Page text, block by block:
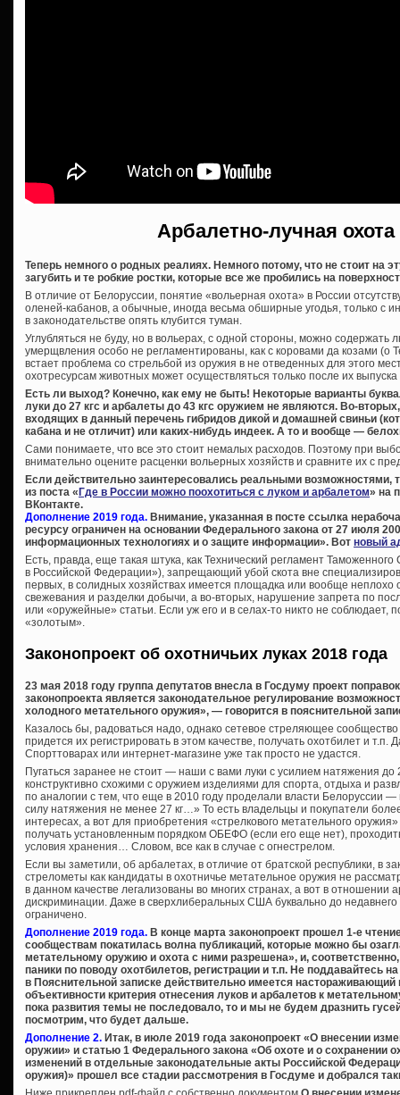
Арбалетно-лучная
Теперь немного о родных реалиях. Немного потому, что не стоит на
загубить и те робкие ростки, которые все же пробились на
В отличие от Белоруссии, понятие «вольерная охота» в России
оленей-кабанов, а обычные, иногда весьма обширные угодья, только с
в законодательстве опять клубится туман.
Углубляться не буду, но в вольерах, с одной стороны, можно
умерщвления особо не регламентированы, как с коровами да козами (о
встает проблема со стрельбой из оружия в не отведенных для этого
охотресурсам животных может осуществляться только после их
Есть ли выход? Конечно, как ему не быть! Некоторые варианты
луки до 27 кгс и арбалеты до 43 кгс оружием не являются. Во-
входящих в данный перечень гибридов дикой и домашней свиньи
кабана и не отличит) или каких-нибудь индеек. А то и вообще —
Сами понимаете, что все это стоит немалых расходов. Поэтому при
внимательно оцените расценки вольерных хозяйств и сравните их с
Если действительно заинтересовались реальными
из поста « Где в России можно поохотиться с луком и арбалетом» на
ВКонтакте.
Дополнение 2019 года. Внимание, указанная в посте ссылка
ресурсу ограничен на основании Федерального закона от 27 июля
информационных технологиях и о защите информации». Вот новый
Есть, правда, еще такая штука, как Технический регламент
в Российской Федерации»), запрещающий убой скота вне
первых, в солидных хозяйствах имеется площадка или вообще
свежевания и разделки добычи, а во-вторых, нарушение запрета по
или «оружейные» статьи. Если уж его и в селах-то никто не соблюдает,
«золотым».
Законопроект об охотничьих луках 2018 года
23 мая 2018 году группа депутатов внесла в Госдуму проект
законопроекта является законодательное регулирование
холодного метательного оружия», — говорится в пояснительной
Казалось бы, радоваться надо, однако сетевое стреляющее
придется их регистрировать в этом качестве, получать охотбилет и т.п.
Спорттоварах или интернет-магазине уже так просто не удастся.
Пугаться заранее не стоит — наши с вами луки с усилием натяжения до
конструктивно схожими с оружием изделиями для спорта, отдыха и
по аналогии с тем, что еще в 2010 году проделали власти Белоруссии
силу натяжения не менее 27 кг…» То есть владельцы и покупатели
интересах, а вот для приобретения «стрелкового метательного
получать установленным порядком ОБЕФО (если его еще нет),
условия хранения… Словом, все как в случае с огнестрелом.
Если вы заметили, об арбалетах, в отличие от братской республики, в
стрелометы как кандидаты в охотничье метательное оружия не
в данном качестве легализованы во многих странах, а вот в отношении
дискриминации. Даже в сверхлиберальных США буквально до
ограничено.
Дополнение 2019 года. В конце марта законопроект прошел 1-е
сообществам покатилась волна публикаций, которые можно бы
метательному оружию и охота с ними разрешена», и,
паники по поводу охотбилетов, регистрации и т.п. Не поддавайтесь
в Пояснительной записке действительно имеется
объективности критерия отнесения луков и арбалетов к
пока развития темы не последовало, то и мы не будем дразнить
посмотрим, что будет дальше.
Дополнение 2. Итак, в июле 2019 года законопроект «О внесении
оружии» и статью 1 Федерального закона «Об охоте и о сохранении
изменений в отдельные законодательные акты Российской
оружия)» прошел все стадии рассмотрения в Госдуме и добрался